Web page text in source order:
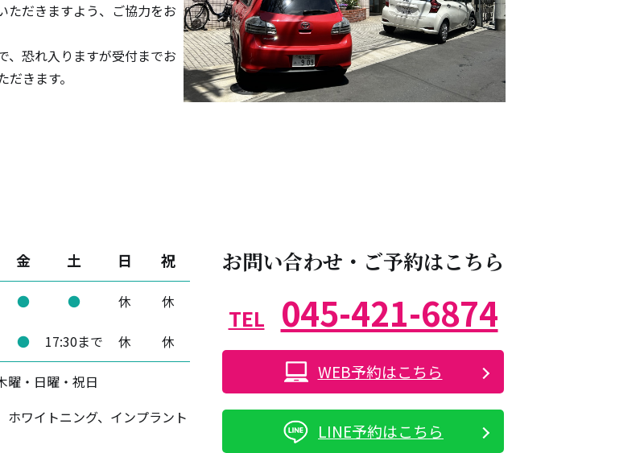
ただきますよう、ご協力をお
、恐れ入りますが受付までお
きます。
金 土 日
祝
● ● 休 休
● 17:30まで 休 休
曜・日曜・祝日
ホワイトニング、インプラント
お問い合わせ・ご予約はこちら
TEL
045-421-6874
WEB予約はこちら
LINE予約はこちら